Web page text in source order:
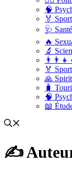
🧠
🏅 Sport
🩺 Santé
🔥
🔬
🏅 Sport
🙏
🧳
🧠
📖
✍️